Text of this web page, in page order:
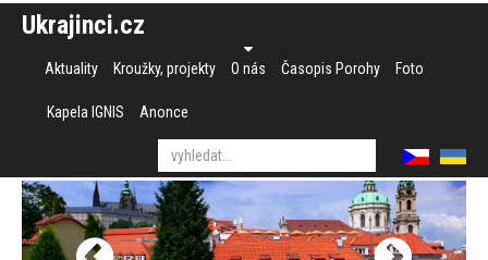
Ukrajinci.cz
Aktuality Kroužky, projekty O nás Časopis Porohy Foto
Kapela IGNIS Anonce